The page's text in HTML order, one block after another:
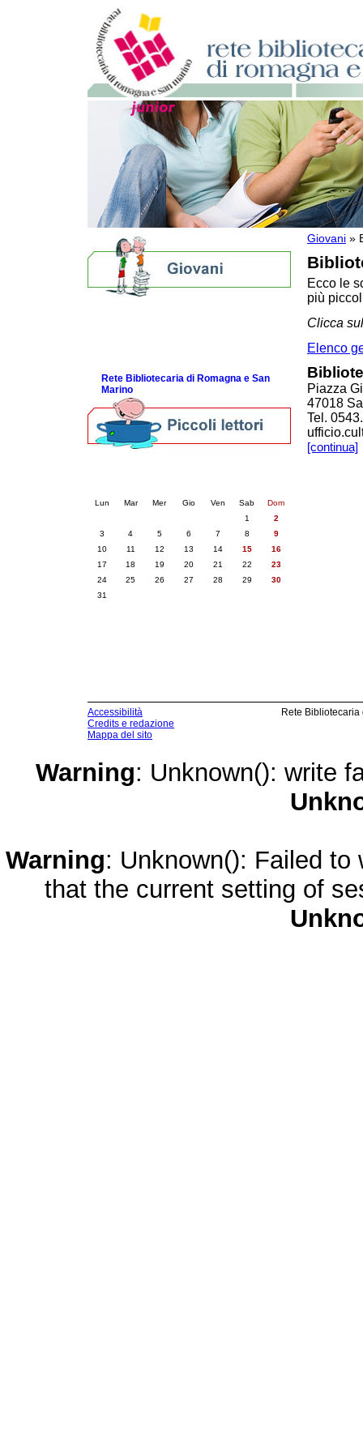
Giovani »
Ecco le
più
Clicca
Elenco
Piazza
47018
Tel.
[continua]
Rete Bibliotecaria di Romagna e San
Marino
Lun Mar Mer Gio Ven Sab
Dom
1
2
3
4 5 6 7 8
9
10
11 12 13 14 15
16
17
18 19 20 21 22
23
24
25 26 27 28 29
30
31
Accessibilità
Credits e redazione
Mappa del sito
Rete
Warning: Unknown(): write
Warning: Unknown(): Failed
that the current setting of